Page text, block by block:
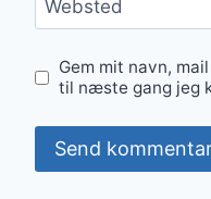
Websted
Gem mit navn,
til næste gang jeg